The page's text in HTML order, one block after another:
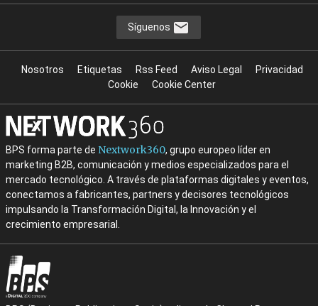
Síguenos
Nosotros Etiquetas Rss Feed Aviso Legal
Privacidad
Cookie
Cookie Center
BPS forma parte de Nextwork360, grupo europeo líder en
marketing B2B, comunicación y medios especializados para el
mercado tecnológico. A través de plataformas digitales y eventos,
conectamos a fabricantes, partners y decisores tecnológicos
impulsando la Transformación Digital, la Innovación y el
crecimiento empresarial.